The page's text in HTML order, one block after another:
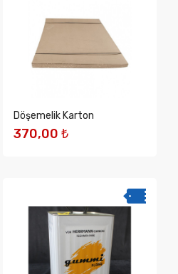
Döşemelik Karton
370,00 ₺